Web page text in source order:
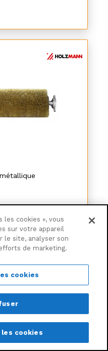
593€
panier
les cookies », vous
sur votre appareil
le site, analyser son
de marketing.
cookies
cookies